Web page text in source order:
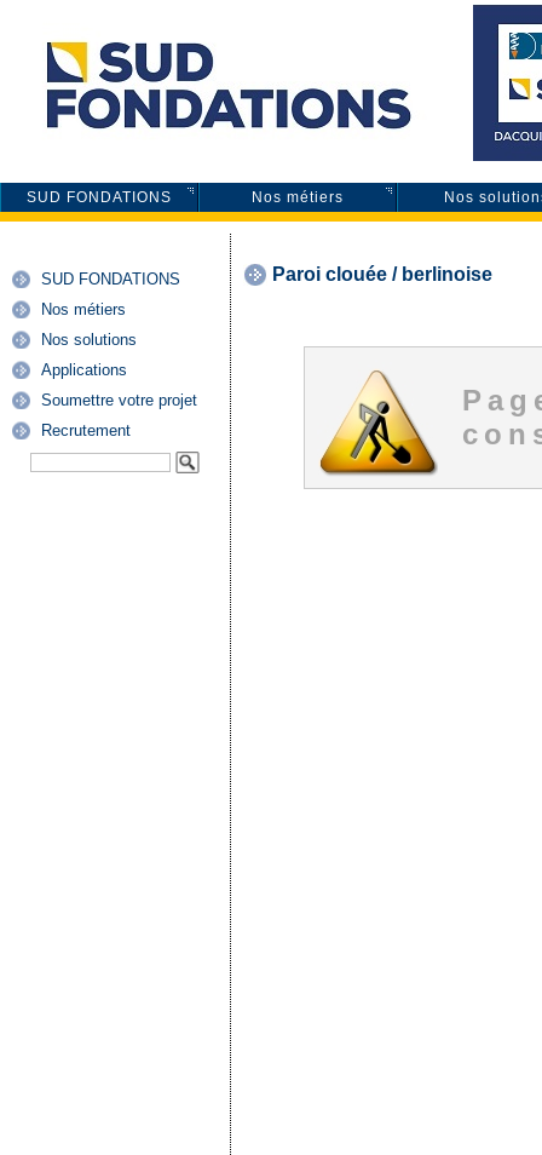
SUD FONDATIONS Nos métiers Nos
SUD FONDATIONS
Nos métiers
Nos solutions
Applications
Soumettre votre projet
Recrutement
Paroi clouée / berlinoise